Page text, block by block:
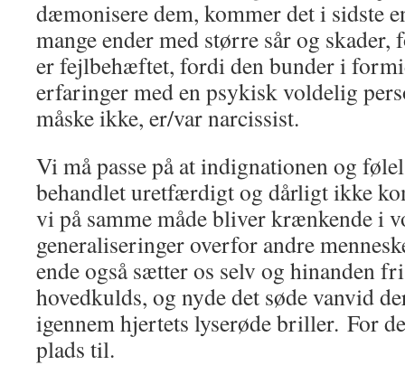
dæmonisere dem, kommer det i sidste
mange ender med større sår og
er fejlbehæftet, fordi den bunder i
erfaringer med en psykisk voldelig
måske ikke, er/var narcissist.
Vi må passe på at indignationen og
behandlet uretfærdigt og dårligt ikke
vi på samme måde bliver krænkende i
generaliseringer overfor andre
ende også sætter os selv og hinanden
hovedkulds, og nyde det søde vanvid
igennem hjertets lyserøde briller. For
plads til.